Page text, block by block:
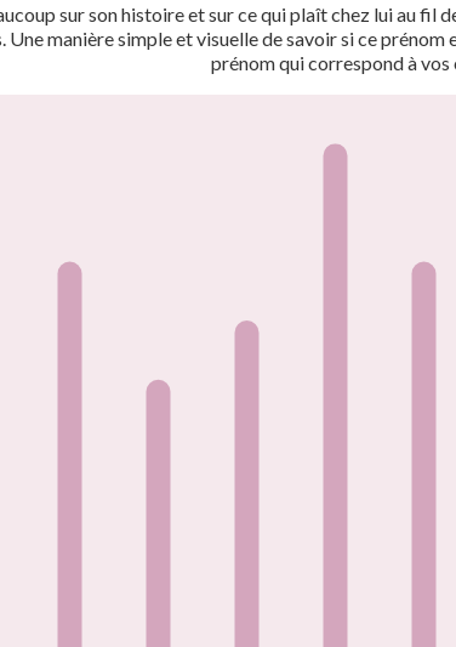
sur son histoire et sur ce qui plaît chez lui au fil
Une manière simple et visuelle de savoir si ce
prénom qui correspond à vos